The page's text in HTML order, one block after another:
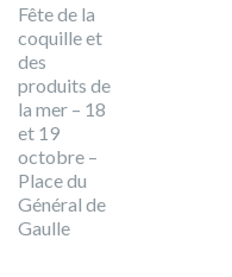
Fête de la
coquille et
des
produits de
la mer – 18
et 19
octobre –
Place du
Général de
Gaulle